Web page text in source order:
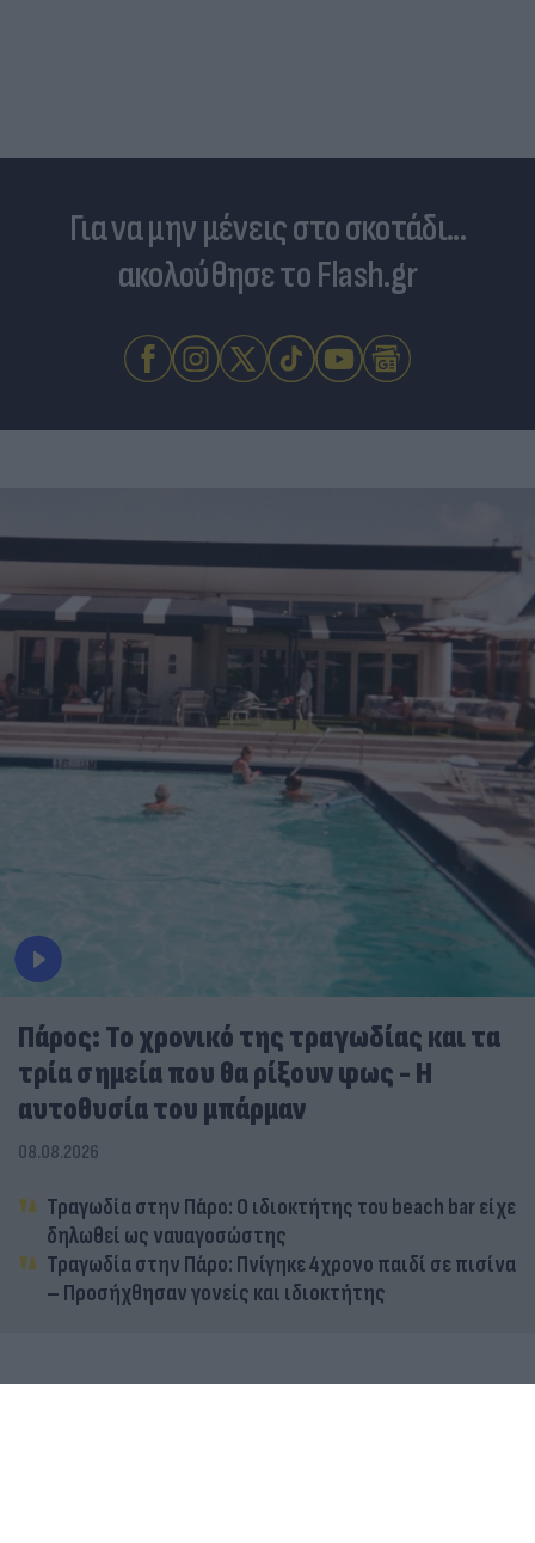
Για να μην μένεις στο σκοτάδι...
ακολούθησε το Flash.gr
Πάρος: Το χρονικό της τραγωδίας και τα
τρία σημεία που θα ρίξουν φως - Η
αυτοθυσία του μπάρμαν
08.08.2026
Τραγωδία στην Πάρο: Ο ιδιοκτήτης του beach bar είχε
δηλωθεί ως ναυαγοσώστης
Τραγωδία στην Πάρο: Πνίγηκε 4χρονο παιδί σε πισίνα
– Προσήχθησαν γονείς και ιδιοκτήτης